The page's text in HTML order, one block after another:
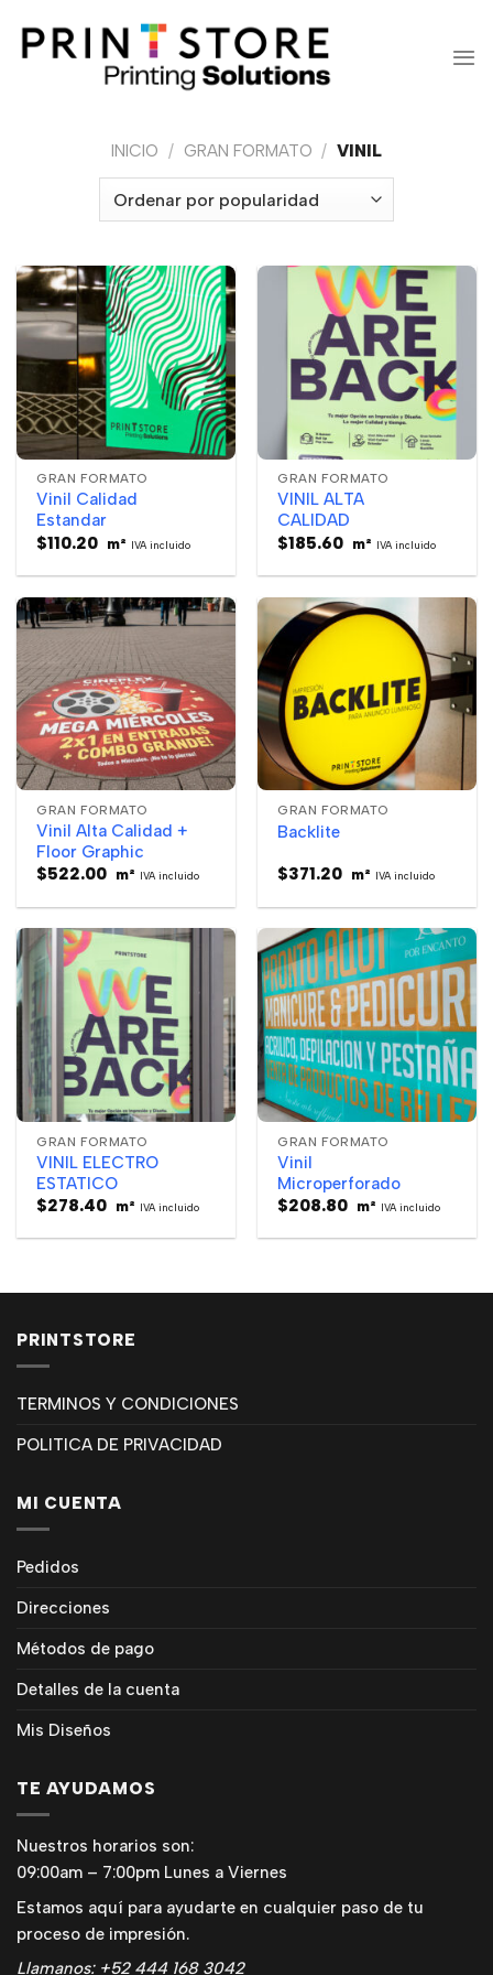
contenido
INICIO / GRAN FORMATO / VINIL
GRAN FORMATO
Vinil Calidad
Estandar
$110.20 m² IVA incluido
GRAN FORMATO
VINIL ALTA
CALIDAD
$185.60 m² IVA incluido
GRAN FORMATO
Vinil Alta Calidad +
Floor Graphic
$522.00 m² IVA incluido
GRAN FORMATO
Backlite
$371.20 m² IVA incluido
GRAN FORMATO
VINIL ELECTRO
ESTATICO
$278.40 m² IVA incluido
GRAN FORMATO
Vinil
Microperforado
$208.80 m² IVA incluido
PRINTSTORE
TERMINOS Y CONDICIONES
POLITICA DE PRIVACIDAD
MI CUENTA
Pedidos
Direcciones
Métodos de pago
Detalles de la cuenta
Mis Diseños
TE AYUDAMOS
Nuestros horarios son:
09:00am – 7:00pm Lunes a Viernes
Estamos aquí para ayudarte en cualquier paso de tu
proceso de impresión.
Llamanos: +52 444 168 3042